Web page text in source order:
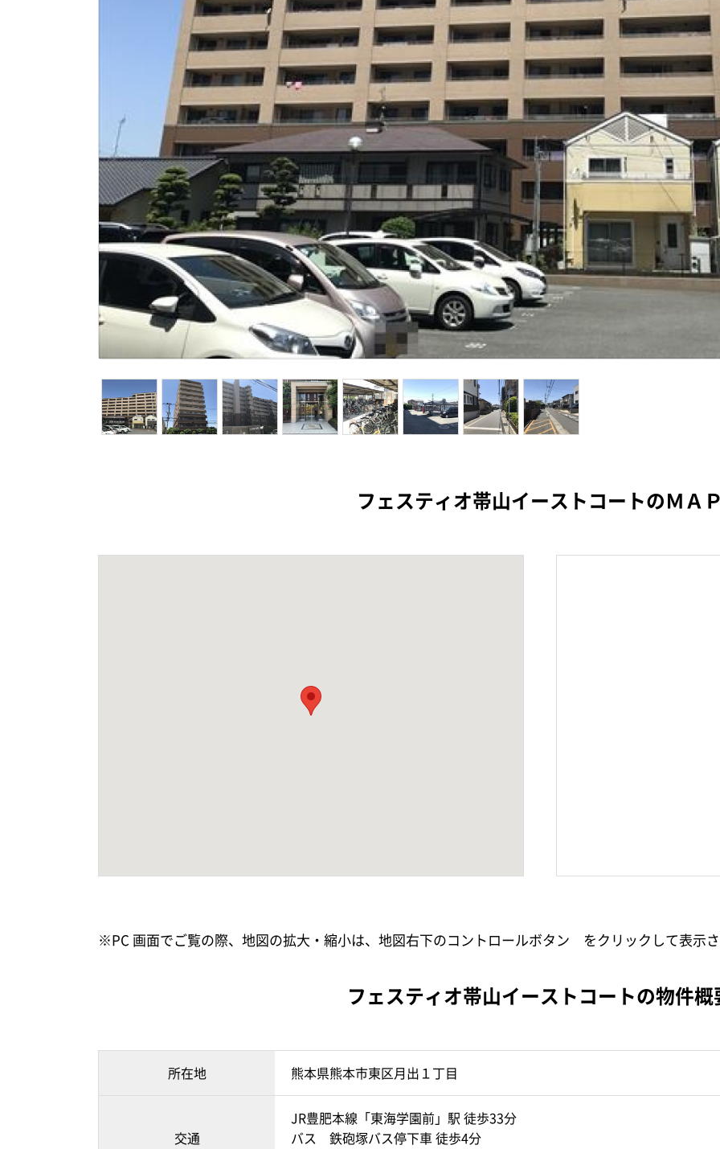
フェスティオ帯山イーストコートのＭＡ
※PC 画面でご覧の際、地図の拡大・縮小は、地図右下のコントロールボタン をクリックして表示
フェスティオ帯山イーストコートの物件概
所在地 熊本県熊本市東区月出１丁目
交通
JR豊肥本線「東海学園前」駅 徒歩33分
バス 鉄砲塚バス停下車 徒歩4分